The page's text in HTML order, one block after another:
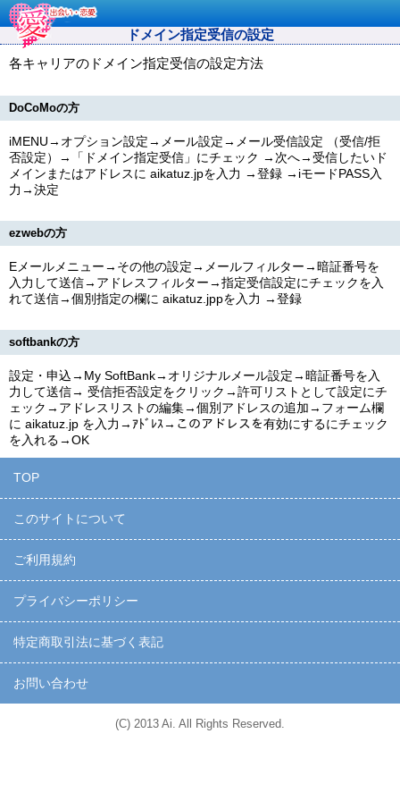
ドメイン指定受信の設定
各キャリアのドメイン指定受信の設定方法
DoCoMoの方
iMENU→オプション設定→メール設定→メール受信設定 （受信/拒
否設定）→「ドメイン指定受信」にチェック →次へ→受信したいド
メインまたはアドレスに aikatuz.jpを入力 →登録 →iモードPASS入
力→決定
ezwebの方
Eメールメニュー→その他の設定→メールフィルター→暗証番号を
入力して送信→アドレスフィルター→指定受信設定にチェックを入
れて送信→個別指定の欄に aikatuz.jppを入力 →登録
softbankの方
設定・申込→My SoftBank→オリジナルメール設定→暗証番号を入
力して送信→ 受信拒否設定をクリック→許可リストとして設定にチ
ェック→アドレスリストの編集→個別アドレスの追加→フォーム欄
に aikatuz.jp を入力→ｱﾄﾞﾚｽ→このアドレスを有効にするにチェック
を入れる→OK
TOP
このサイトについて
ご利用規約
プライバシーポリシー
特定商取引法に基づく表記
お問い合わせ
(C) 2013 Ai. All Rights Reserved.